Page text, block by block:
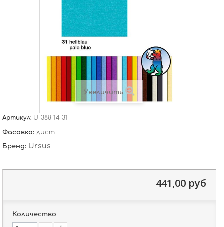
Увеличить
Артикул: U-388 14 31
Фасовка: лист
Бренд: Ursus
441,00 руб
Количество